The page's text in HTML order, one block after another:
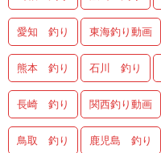
愛知 釣り 東海釣り動画
熊本 釣り 石川 釣り
長崎 釣り 関西釣り動画
鳥取 釣り 鹿児島 釣り